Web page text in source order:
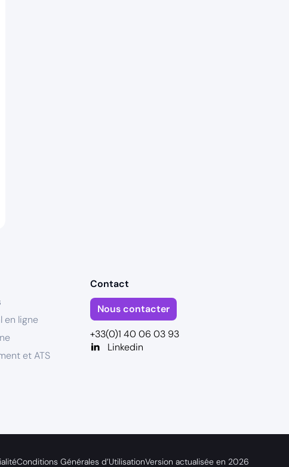
réglementations. Personnalisez vos préférences pour
en ligne
et ATS
Contact
Nous contacter
+33(0)1 40 06 03 93
Linkedin
Conditions Générales d’UtilisationVersion actualisée en 2026